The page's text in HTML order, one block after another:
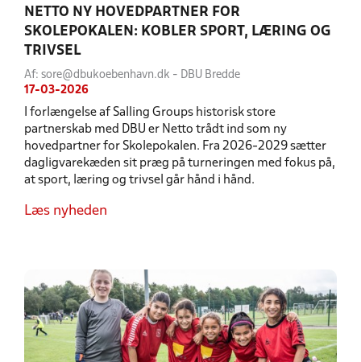
NETTO NY HOVEDPARTNER FOR
SKOLEPOKALEN: KOBLER SPORT, LÆRING OG
TRIVSEL
Af: sore@dbukoebenhavn.dk - DBU Bredde
17-03-2026
I forlængelse af Salling Groups historisk store
partnerskab med DBU er Netto trådt ind som ny
hovedpartner for Skolepokalen. Fra 2026-2029 sætter
dagligvarekæden sit præg på turneringen med fokus på,
at sport, læring og trivsel går hånd i hånd.
Læs nyheden